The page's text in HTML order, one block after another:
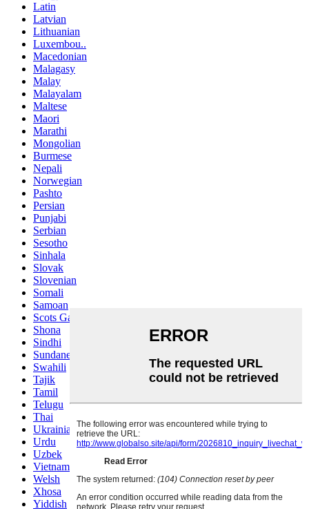
Latin
Latvian
Lithuanian
Luxembou..
Macedonian
Malagasy
Malay
Malayalam
Maltese
Maori
Marathi
Mongolian
Burmese
Nepali
Norwegian
Pashto
Persian
Punjabi
Serbian
Sesotho
Sinhala
Slovak
Slovenian
Somali
Samoan
Scots Gaelic
Shona
Sindhi
Sundanese
Swahili
Tajik
Tamil
Telugu
Thai
Ukrainian
Urdu
Uzbek
Vietnamese
Welsh
Xhosa
Yiddish